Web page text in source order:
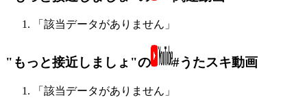
「該当データがありません」
"もっと接近しましょ"の #うたスキ動画
「該当データがありません」